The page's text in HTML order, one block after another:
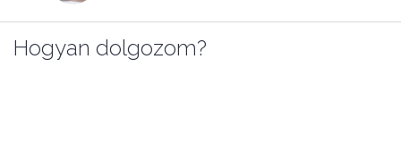
Hogyan dolgozom?